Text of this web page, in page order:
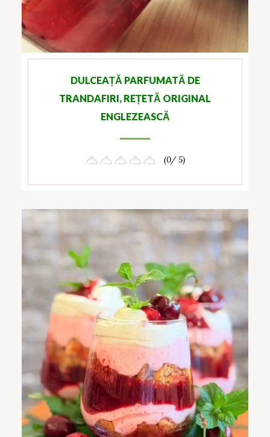
DULCEAȚĂ PARFUMATĂ DE
TRANDAFIRI, REȚETĂ ORIGINAL
ENGLEZEASCĂ
(0/ 5)